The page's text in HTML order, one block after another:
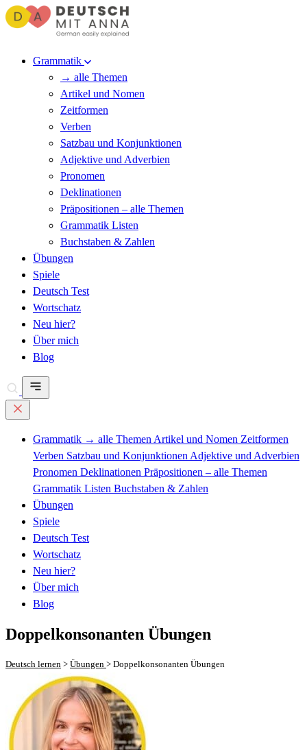
Grammatik
→ alle Themen
Artikel und Nomen
Zeitformen
Verben
Satzbau und Konjunktionen
Adjektive und Adverbien
Pronomen
Deklinationen
Präpositionen – alle Themen
Grammatik Listen
Buchstaben & Zahlen
Übungen
Spiele
Deutsch Test
Wortschatz
Neu hier?
Über mich
Blog
Grammatik → alle Themen Artikel und Nomen Zeitformen
Verben Satzbau und Konjunktionen Adjektive und Adverbien
Pronomen Deklinationen Präpositionen – alle Themen
Grammatik Listen Buchstaben & Zahlen
Übungen
Spiele
Deutsch Test
Wortschatz
Neu hier?
Über mich
Blog
Doppelkonsonanten Übungen
Deutsch lernen > Übungen > Doppelkonsonanten Übungen